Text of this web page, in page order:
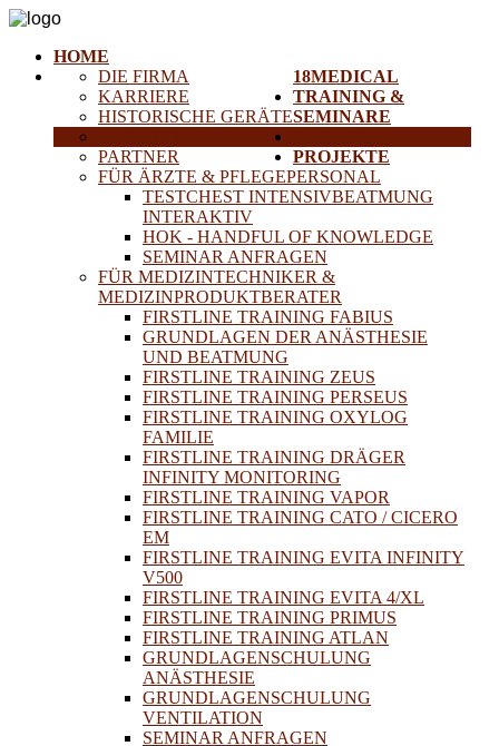
HOME
18MEDICAL
DIE FIRMA
KARRIERE
HISTORISCHE GERÄTE
PARTNER
TRAINING &
SEMINARE
FÜR ÄRZTE & PFLEGEPERSONAL
TESTCHEST INTENSIVBEATMUNG
INTERAKTIV
HOK - HANDFUL OF KNOWLEDGE
SEMINAR ANFRAGEN
FÜR MEDIZINTECHNIKER &
MEDIZINPRODUKTBERATER
FIRSTLINE TRAINING FABIUS
GRUNDLAGEN DER ANÄSTHESIE
UND BEATMUNG
FIRSTLINE TRAINING ZEUS
FIRSTLINE TRAINING PERSEUS
FIRSTLINE TRAINING OXYLOG
FAMILIE
FIRSTLINE TRAINING DRÄGER
INFINITY MONITORING
FIRSTLINE TRAINING VAPOR
FIRSTLINE TRAINING CATO / CICERO
EM
FIRSTLINE TRAINING EVITA INFINITY
V500
FIRSTLINE TRAINING EVITA 4/XL
FIRSTLINE TRAINING PRIMUS
FIRSTLINE TRAINING ATLAN
GRUNDLAGENSCHULUNG
ANÄSTHESIE
GRUNDLAGENSCHULUNG
VENTILATION
SEMINAR ANFRAGEN
PROJEKTE